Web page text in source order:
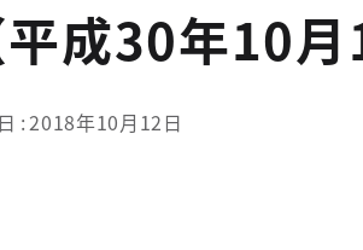
平成30年10月
2018年10月12日